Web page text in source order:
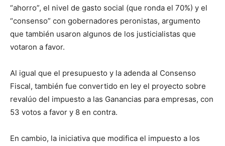
“ahorro”, el nivel de gasto social (que ronda el 70%) y el
“consenso” con gobernadores peronistas, argumento
que también usaron algunos de los justicialistas que
votaron a favor.
Al igual que el presupuesto y la adenda al Consenso
Fiscal, también fue convertido en ley el proyecto sobre
revalúo del impuesto a las Ganancias para empresas, con
53 votos a favor y 8 en contra.
En cambio, la iniciativa que modifica el impuesto a los